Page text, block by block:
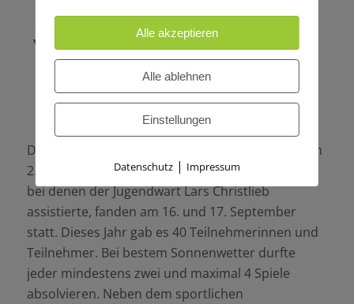
Jugend-
Vereinsmeisterschaften
2023
Die diesjährigen Vereinsmeisterschaften, die vom
2. Jugendwart Julius Brüll organisiert wurden und
bei denen der Jugendwart Lars Christlieb
assistierte, fanden am 16. und 17. September
statt. Dieses Jahr gab es 40 Teilnehmerinnen und
Teilnehmer. Bei bestem Sonnenwetter durfte
jeder mindestens zwei und maximal 4 Spiele
absolvieren. Neben dem sportlichen
Alle akzeptieren
Alle ablehnen
Einstellungen
Datenschutz| Impressum